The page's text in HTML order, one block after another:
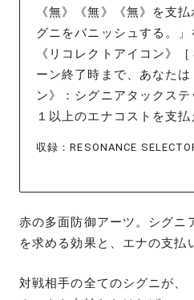
《無》《無》《無》を支
グニをバニッシュする。」
《リコレクトアイコン》
ーン終了時まで、あなた
ン》：シグニアタックス
１以上のエナコストを支払
収録：RESONANCE
赤の多面防御アーツ。シグニ
を求める効果と、エナの支払
対戦相手の全てのシグニが、